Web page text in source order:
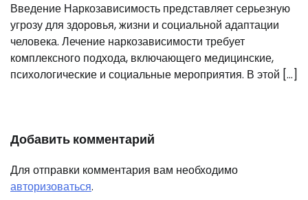
Введение Наркозависимость представляет серьезную
угрозу для здоровья, жизни и социальной адаптации
человека. Лечение наркозависимости требует
комплексного подхода, включающего медицинские,
психологические и социальные мероприятия. В этой […]
Добавить комментарий
Для отправки комментария вам необходимо
авторизоваться.